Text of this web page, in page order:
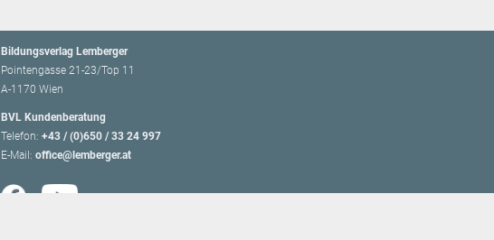
Bildungsverlag Lemberger
Pointengasse 21-23/Top 11
A-1170 Wien
BVL Kundenberatung
Telefon: +43 / (0)650 / 33 24 997
E-Mail: office@lemberger.at